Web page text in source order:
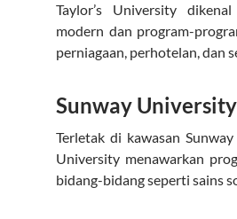
Taylor’s University
modern dan program-
perniagaan, perhotelan, dan
Sunway University
Terletak di kawasan
University menawarkan
bidang-bidang seperti sains